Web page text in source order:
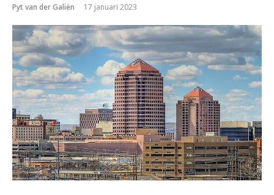
Pyt van der Galiën 17 januari 2023